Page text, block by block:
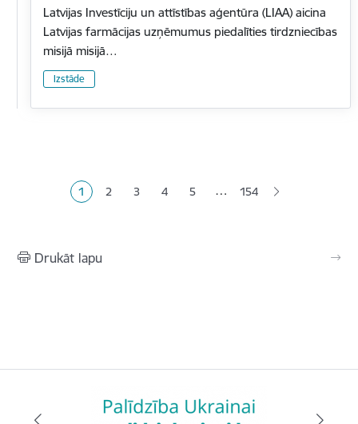
Latvijas Investīciju un attīstības aģentūra (LIAA) aicina
Latvijas farmācijas uzņēmumus piedalīties tirdzniecības
misijā misijā…
Izstāde
Pašreizējā lapa
1 Lapa
2 Lapa
3 Lapa
4 Lapa
5 … 154
Drukāt lapu